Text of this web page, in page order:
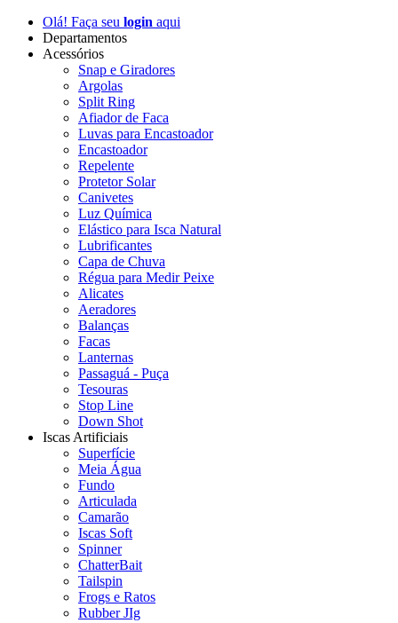
Olá! Faça seu login aqui
Departamentos
Acessórios
Snap e Giradores
Argolas
Split Ring
Afiador de Faca
Luvas para Encastoador
Encastoador
Repelente
Protetor Solar
Canivetes
Luz Química
Elástico para Isca Natural
Lubrificantes
Capa de Chuva
Régua para Medir Peixe
Alicates
Aeradores
Balanças
Facas
Lanternas
Passaguá - Puça
Tesouras
Stop Line
Down Shot
Iscas Artificiais
Superfície
Meia Água
Fundo
Articulada
Camarão
Iscas Soft
Spinner
ChatterBait
Tailspin
Frogs e Ratos
Rubber JIg